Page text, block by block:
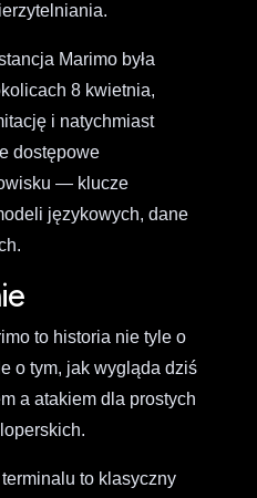
Marimo była
8 kwietnia,
i natychmiast
dostępowe
— klucze
językowych, dane
to historia nie tyle o
o tym, jak wygląda dziś
a atakiem dla prostych
to klasyczny